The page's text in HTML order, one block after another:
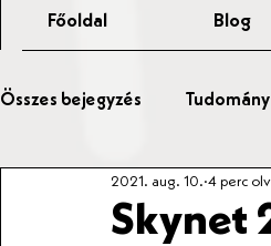
Főoldal Blog
Összes bejegyzés Tudomány
Érted Talks Affér
Skynet
2021. aug. 10. 4 perc